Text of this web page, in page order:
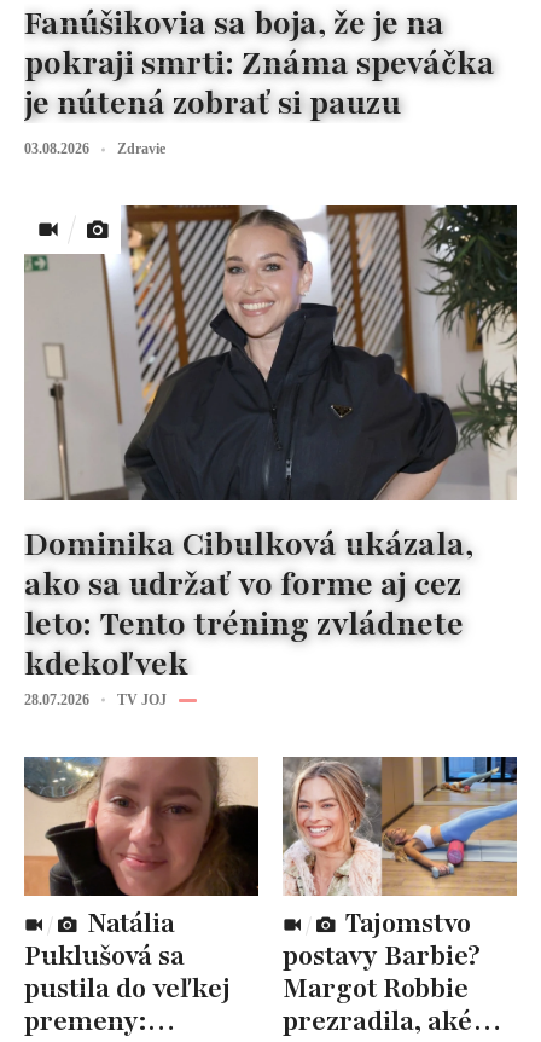
Fanúšikovia sa boja, že je na
pokraji smrti: Známa speváčka
je nútená zobrať si pauzu
03.08.2026 Zdravie
Dominika Cibulková ukázala,
ako sa udržať vo forme aj cez
leto: Tento tréning zvládnete
kdekoľvek
28.07.2026 TV JOJ
Puklušová sa
pustila do veľkej
premeny:
postavy Barbie?
Margot Robbie
prezradila, aké